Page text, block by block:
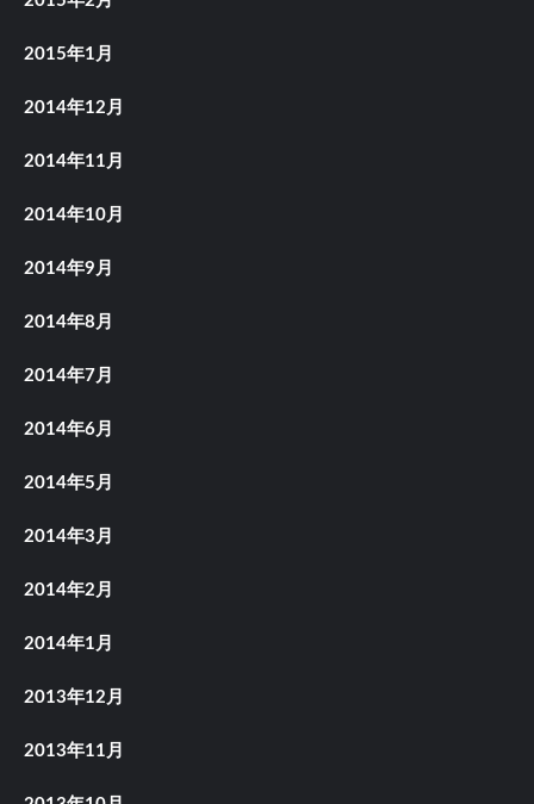
2015年1月
2014年12月
2014年11月
2014年10月
2014年9月
2014年8月
2014年7月
2014年6月
2014年5月
2014年3月
2014年2月
2014年1月
2013年12月
2013年11月